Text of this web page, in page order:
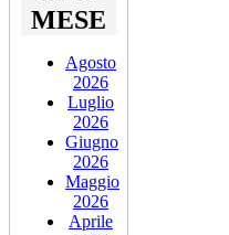
MESE
Agosto
2026
Luglio
2026
Giugno
2026
Maggio
2026
Aprile